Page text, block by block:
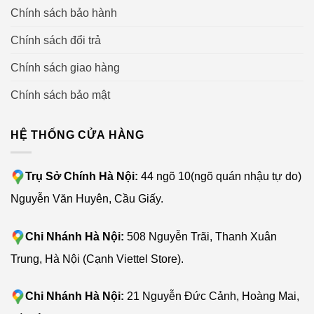
quân sự).
Robot sử dụng thông tin ảnh thu được từ mắt thần để tái
tạo môi trường bên ngoài, bằng cách đưa thông tin môi
thập dữ liệu địa hình, định vị (Localization) đang ở đâu,
đường đi (Path planning) trong môi trường hiện tại, vẽ
bản đồ di chuyển một cách rất chính xác trong thời gian
thực và không bỏ lỡ bất kỳ khu vực nào trong ngôi nhà
của bạn.
An toàn bảo mật thông tin tuyệt đối
Chính sách bảo hành
Chính sách đổi trả
Chính sách giao hàng
Chính sách bảo mật
HỆ THỐNG CỬA HÀNG
Trụ Sở Chính Hà Nội: 44 ngõ 10(ngõ quán nhậu tự do)
Nguyễn Văn Huyên, Cầu Giấy.
Chi Nhánh Hà Nội: 508 Nguyễn Trãi, Thanh Xuân
Trung, Hà Nội (Cạnh Viettel Store).
Chi Nhánh Hà Nội: 21 Nguyễn Đức Cảnh, Hoàng Mai,